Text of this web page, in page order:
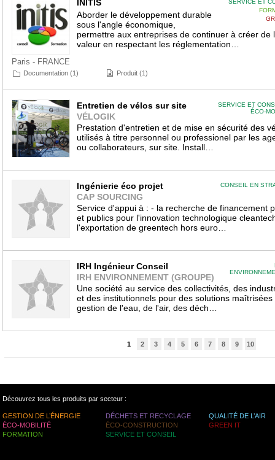
SERVICE ET
INITIS
Aborder le développement durable
sous l'angle économique,
permettre aux entreprises de continuer à créer de
valeur en respectant les réglementation…
Paris - FRANCE
Documentation (1) Produit (1)
SERVICE ET
ÉCO-
Entretien de vélos sur site
VÉLOGIK
Prestation d'entretien et de mise en sécurité des
utilisés à titre personnel ou professionel par les
ou collaborateurs, sur site. Install…
CONSEIL EN
Ingénierie éco projet
CAP SOURCING
Service d'appui à : - la recherche de financement
et publics pour l'innovation technologique
l'exportation de greentech hors euro…
IRH Ingénieur Conseil
IRH ENVIRONNEMENT (GROUPE)
Une société au service des collectivités, des
et des institutionnels pour des solutions maîtrisées
gestion de l'eau, de l'air, des déch…
1 2 3 4 5 6 7 8 9 10
Découvrez tous les produits par secteur :
GESTION DE L’ÉNERGIE DÉCHETS ET RECYCLAGE
QUALITÉ DE L’AIR
ÉCO-MOBILITÉ
ÉCO-CONSTRUCTION
GREEN IT
FORMATION
SERVICE ET CONSEIL